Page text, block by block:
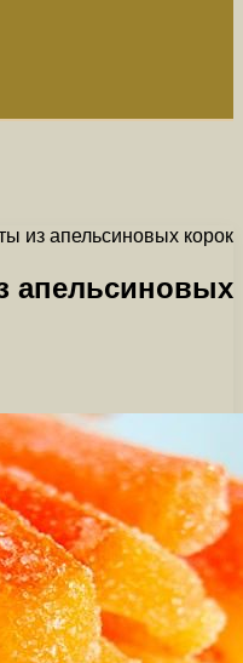
из апельсиновых корок
апельсиновых